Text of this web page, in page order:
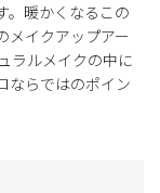
。暖かくなるこの
メイクアップアー
ラルメイクの中に
ならではのポイン